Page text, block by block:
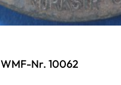
WMF-Nr. 10062